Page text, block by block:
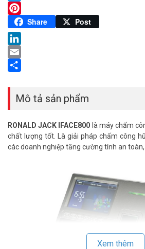
Twitter
Pinterest
Share Post
LinkedIn
Email
Mô tả sản phẩm
RONALD JACK IFACE800 là máy chấm
chất lượng tốt. Là giải pháp chấm công
các doanh nghiệp tăng cường tính an
Xem thêm